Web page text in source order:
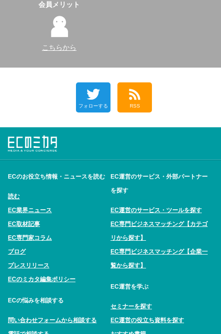
会員メリット
こちらから
フォローする RSS
ECのお役立ち情報・ニュースを読む
読む
EC業界ニュース
EC取材記事
EC専門家コラム
ブログ
プレスリリース
ECのミカタ編集ポリシー
ECの悩みを相談する
問い合わせフォームから相談する
EC運営のサービス・外部パートナー
を探す
EC運営のサービス・ツールを探す
EC専門ビジネスマッチング【カテゴ
リから探す】
EC専門ビジネスマッチング【企業一
覧から探す】
EC運営を学ぶ
セミナーを探す
EC運営の役立ち資料を探す